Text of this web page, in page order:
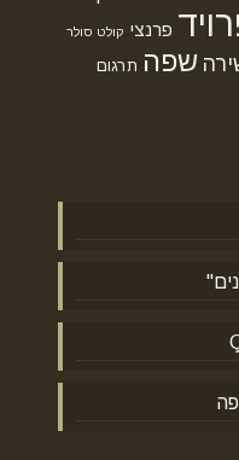
פרנצי קולט סולר
שפה תרגום